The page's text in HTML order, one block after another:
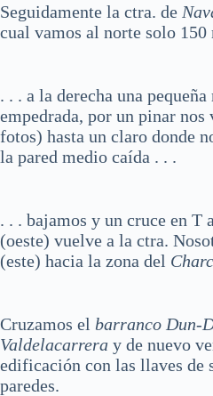
Seguidamente la ctra. de
cual vamos al norte solo 150
. . . a la derecha una
empedrada, por un pinar
fotos) hasta un claro donde
la pared medio caída . . .
. . . bajamos y un cruce en T
(oeste) vuelve a la ctra.
(este) hacia la zona del
Cruzamos el barranco Dun-
Valdelacarrera y de nuevo
edificación con las llaves de
paredes.